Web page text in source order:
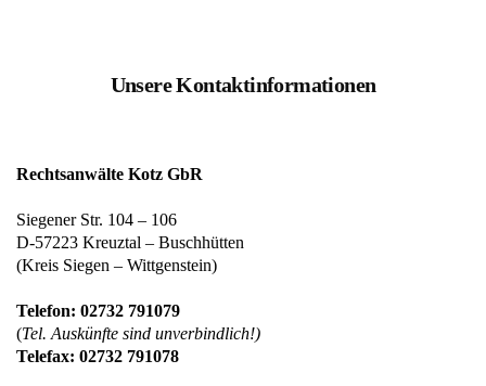
Unsere Kontaktinformationen
Rechtsanwälte Kotz GbR
Siegener Str. 104 – 106
D-57223 Kreuztal – Buschhütten
(Kreis Siegen – Wittgenstein)
Telefon: 02732 791079
(Tel. Auskünfte sind unverbindlich!)
Telefax: 02732 791078